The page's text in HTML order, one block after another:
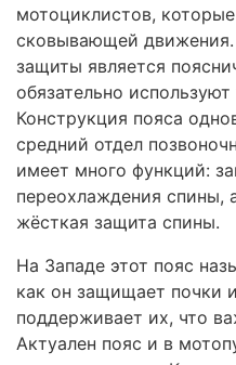
мотоциклистов,
сковывающей движения.
защиты является
обязательно
Конструкция пояса
средний отдел
имеет много функций:
переохлаждения спины,
жёсткая защита спины.
На Западе этот пояс
как он защищает почки
поддерживает их, что
Актуален пояс и в